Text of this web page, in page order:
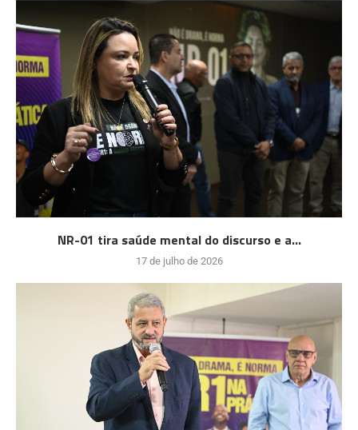
NR-01 tira saúde mental do discurso e a...
17 de julho de 2026